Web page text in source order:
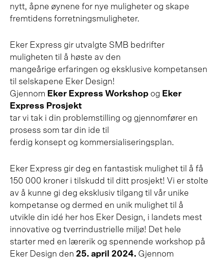
nytt, åpne øynene for nye muligheter og skape
fremtidens forretningsmuligheter.
Eker Express gir utvalgte SMB bedrifter
muligheten til å høste av den
mangeårige erfaringen og eksklusive kompetansen
til selskapene Eker Design!
Gjennom Eker Express Workshop og Eker
Express Prosjekt
tar vi tak i din problemstilling og gjennomfører en
prosess som tar din ide til
ferdig konsept og kommersialiseringsplan.
Eker Express gir deg en fantastisk mulighet til å få
150 000 kroner i tilskudd til ditt prosjekt! Vi er stolte
av å kunne gi deg eksklusiv tilgang til vår unike
kompetanse og dermed en unik mulighet til å
utvikle din idé her hos Eker Design, i landets mest
innovative og tverrindustrielle miljø! Det hele
starter med en lærerik og spennende workshop på
Eker Design den 25. april 2024. Gjennom